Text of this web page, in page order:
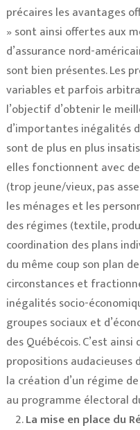
précaires les avantages
» sont ainsi offertes aux
d’assurance nord-
sont bien présentes. Les
variables et parfois
l’objectif d’obtenir le
d’importantes inégalités
sont de plus en plus
elles fonctionnent avec
(trop jeune/vieux, pas
les ménages et les
des régimes (textile,
coordination des plans
du même coup son plan
circonstances et
inégalités socio-
groupes sociaux et
des Québécois. C’est
propositions audacieuses
la création d’un régime
au programme électoral
La mise en place du